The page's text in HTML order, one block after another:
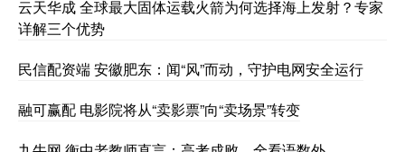
云天华成 全球最大固体运载火箭为何选择海上发射？专家
详解三个优势
民信配资端 安徽肥东：闻“风”而动，守护电网安全运行
融可赢配 电影院将从“卖影票”向“卖场景”转变